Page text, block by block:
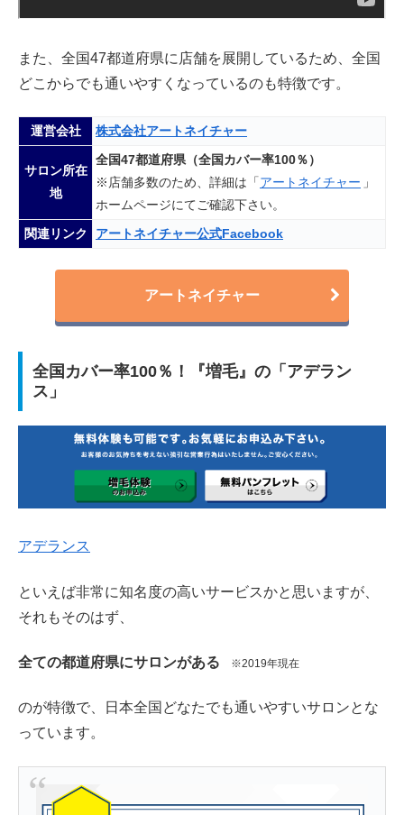
また、全国47都道府県に店舗を展開しているため、全国
どこからでも通いやすくなっているのも特徴です。
運営会社 株式会社アートネイチャー
サロン所在
地
全国47都道府県（全国カバー率100％）
※店舗多数のため、詳細は「アートネイチャー 」
ホームページにてご確認下さい。
関連リンク
アートネイチャー公式Facebook
アートネイチャー
全国カバー率100％！『増毛』の「アデラン
ス」
アデランス
といえば非常に知名度の高いサービスかと思いますが、
それもそのはず、
全ての都道府県にサロンがある ※2019年現在
のが特徴で、日本全国どなたでも通いやすいサロンとな
っています。